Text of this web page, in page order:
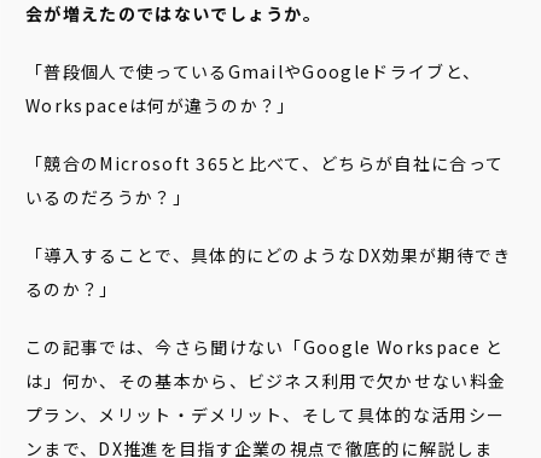
会が増えたのではないでしょうか。
「普段個人で使っているGmailやGoogleドライブと、
Workspaceは何が違うのか？」
「競合のMicrosoft 365と比べて、どちらが自社に合って
いるのだろうか？」
「導入することで、具体的にどのようなDX効果が期待でき
るのか？」
この記事では、今さら聞けない「Google Workspace と
は」何か、その基本から、ビジネス利用で欠かせない料金
プラン、メリット・デメリット、そして具体的な活用シー
ンまで、DX推進を目指す企業の視点で徹底的に解説しま